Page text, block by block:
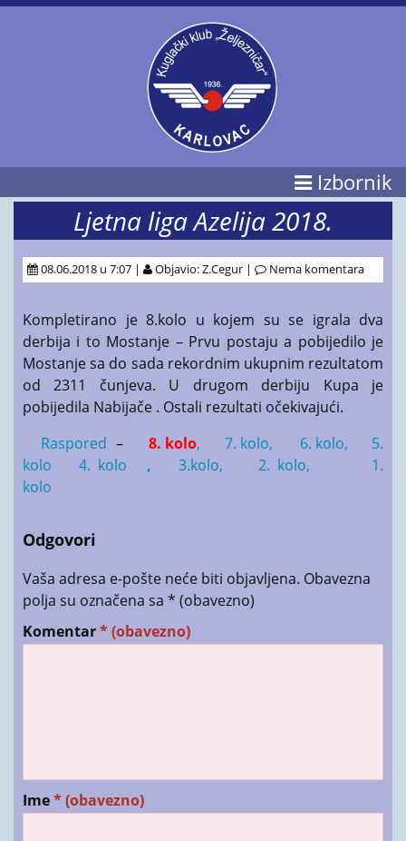
Izbornik
Ljetna liga Azelija 2018.
08.06.2018 u 7:07 | Objavio: Z.Cegur | Nema komentara
Kompletirano je 8.kolo u kojem su se igrala dva
derbija i to Mostanje – Prvu postaju a pobijedilo je
Mostanje sa do sada rekordnim ukupnim rezultatom
od 2311 čunjeva. U drugom derbiju Kupa je
pobijedila Nabijače . Ostali rezultati očekivajući.
Raspored – 8. kolo, 7. kolo, 6. kolo,
5.
kolo
4. kolo , 3.kolo, 2. kolo,
1.
kolo
Odgovori
Vaša adresa e-pošte neće biti objavljena. Obavezna
polja su označena sa * (obavezno)
Komentar* (obavezno)
Ime* (obavezno)